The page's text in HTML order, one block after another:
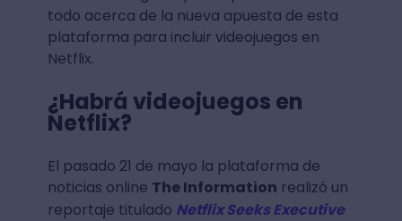
todo acerca de la nueva apuesta de esta
plataforma para incluir videojuegos en
Netflix.
¿Habrá videojuegos en
Netflix?
El pasado 21 de mayo la plataforma de
noticias online The Information realizó un
reportaje titulado Netflix Seeks Executive